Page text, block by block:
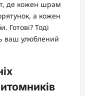
де кожен шрам
а кожен
Готові? Тоді
ваш улюблений